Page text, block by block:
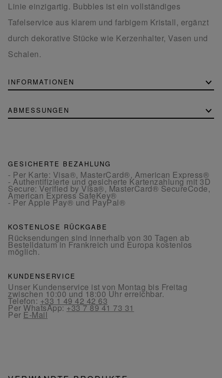
Linie einzigartig. Bubbles ist ein vollständiges
Tafelservice aus klarem und farbigem Kristall, ergänzt
durch dekorative Stücke wie Kerzenhalter, Vasen und
Schalen.
INFORMATIONEN
ABMESSUNGEN
GESICHERTE BEZAHLUNG
- Per Karte: Visa®, MasterCard®, American Express®
- Authentifizierte und gesicherte Kartenzahlung mit 3D
Secure: Verified by Visa®, MasterCard® SecureCode,
American Express SafeKey®
- Per Apple Pay® und PayPal®
KOSTENLOSE RÜCKGABE
Rücksendungen sind innerhalb von 30 Tagen ab
Bestelldatum in Frankreich und Europa kostenlos
möglich.
KUNDENSERVICE
Unser Kundenservice ist von Montag bis Freitag
zwischen 10:00 und 18:00 Uhr erreichbar.
Telefon:+33 1 49 42 42 63
Per WhatsApp:+33 7 89 41 73 31
Per E-Mail